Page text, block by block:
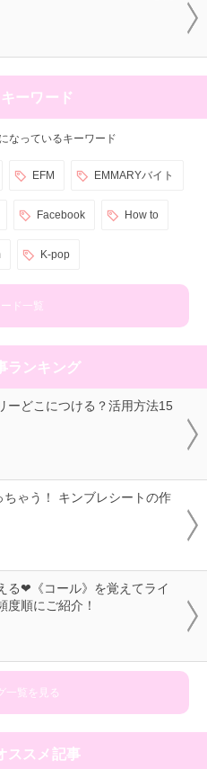
ーワード
なっているキーワード
EFM EMMARYバイト
Facebook How to
K-pop
ド一覧
ランキング
ーどこにつける？活用方法15
ちゃう！ キンブレシートの作
る❤《コール》を覚えてライ
度順にご紹介！
一覧を見る
ススメ記事